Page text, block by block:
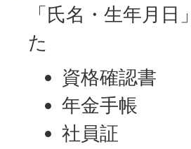
「氏名・生年月
た
資格確認書
年金手帳
社員証